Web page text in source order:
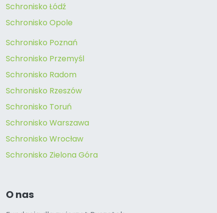
Schronisko Łódź
Schronisko Opole
Schronisko Poznań
Schronisko Przemyśl
Schronisko Radom
Schronisko Rzeszów
Schronisko Toruń
Schronisko Warszawa
Schronisko Wrocław
Schronisko Zielona Góra
O nas